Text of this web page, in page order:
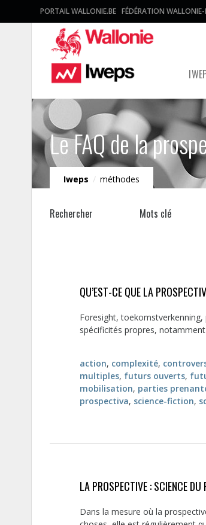
PORTAIL WALLONIE.BE FÉDÉRATION WALLONIE-
Le FAQ de la
Iweps / méthodes
Rechercher Mots clé
QU’EST-CE QUE LA
Foresight,
spécificités propres,
action, complexité,
multiples, futurs ouverts,
mobilisation, parties
prospectiva, science-fiction,
LA PROSPECTIVE : SCIENCE DU
Dans la mesure où la